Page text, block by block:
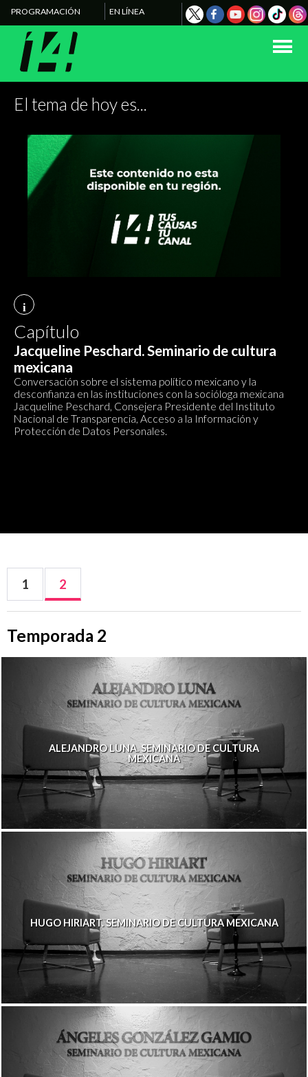
PROGRAMACIÓN EN LÍNEA
El tema de hoy es...
i
Capítulo
Jacqueline Peschard. Seminario de cultura
mexicana
Conversación sobre el sistema político mexicano y la
desconfianza en las instituciones con la socióloga mexicana
Jacqueline Peschard, Consejera Presidente del Instituto
Nacional de Transparencia, Acceso a la Información y
Protección de Datos Personales.
1 2
Temporada 2
ALEJANDRO LUNA. SEMINARIO DE CULTURA
MEXICANA
HUGO HIRIART. SEMINARIO DE CULTURA MEXICANA